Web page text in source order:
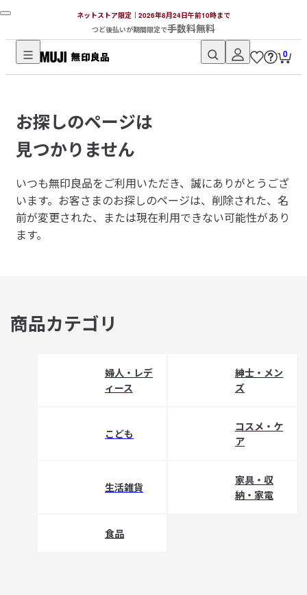
ネットストア限定｜2026年8月24日午前10時まで
つど後払いが期間限定で手数料無料
無
品
ネ
ッ
ト
ス
ト
ア
0
お探しのページは
見つかりません
いつも無印良品をご利用いただき、誠にありがとうござ
います。 お客さまのお探しのページは、削除された、名
前が変更された、または現在利用できない可能性があり
ます。
商品カテゴリ
婦人・レデ
ィース
紳士・メン
ズ
こども
コスメ・ケ
ア
生活雑貨
家具・収
納・家電
食品